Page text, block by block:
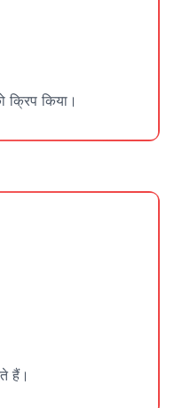
क्रिप किया।
हैं।